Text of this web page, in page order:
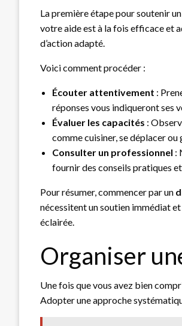
La première étape pour soutenir
votre aide est à la fois efficace et
d’action adapté.
Voici comment procéder :
Écouter attentivement :
réponses vous indiqueront ses
Évaluer les capacités :
comme cuisiner, se déplacer
Consulter un professionnel :
fournir des conseils pratiques
Pour résumer, commencer par un
nécessitent un soutien immédiat
éclairée.
Organiser
Une fois que vous avez bien
Adopter une approche